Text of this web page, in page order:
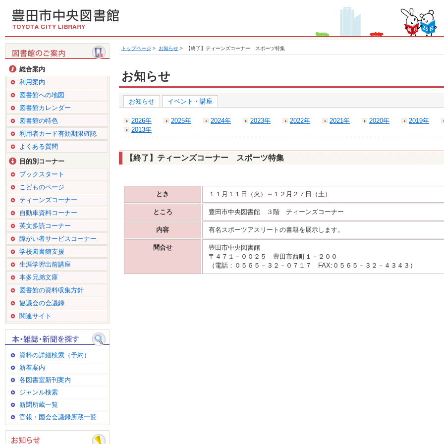
総合案内
利用案内
図書館への地図
図書館カレンダー
図書館の特色
利用者カード有効期限確認
よくある質問
目的別コーナー
ブックスタート
こどものページ
ティーンズコーナー
自動車資料コーナー
英文多読コーナー
障がい者サービスコーナー
学校図書館支援
生涯学習出前講座
本多兄弟文庫
図書館の資料収集方針
協議会の会議録
関連サイト
資料の詳細検索（予約）
新着案内
各図書室新刊案内
ジャンル検索
新聞所蔵一覧
官報・国会会議録所蔵一覧
トップページ > お知らせ > 【終了】ティーンズコーナー スポーツ特集
お知らせ
お知らせ イベント・講座
2026年 2025年 2024年 2023年 2022年 2021年 2020年 2019年
2013年
【終了】ティーンズコーナー スポーツ特集
とき １１月１１日（火）～１２月２７日（土）
ところ 豊田市中央図書館 ３階 ティーンズコーナー
内容 有名スポーツアスリートの書籍を展示します。
問合せ
豊田市中央図書館
〒４７１－００２５ 豊田市西町１－２００
（電話：０５６５－３２－０７１７ FAX:０５６５－３２－４３４３）